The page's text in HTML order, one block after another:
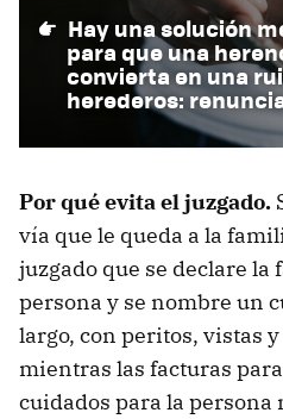
Hay una solución
para que una
convierta en una
herederos:
Por qué evita el juzgado.
vía que le queda a la
juzgado que se declare la
persona y se nombre un
largo, con peritos, vistas
mientras las facturas
cuidados para la persona